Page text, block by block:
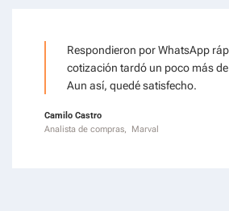
Respondieron por WhatsApp
cotización tardó un poco más
Aun así, quedé satisfecho.
Camilo Castro
Analista de compras, Marval